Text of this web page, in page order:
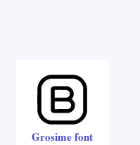
Grosime font